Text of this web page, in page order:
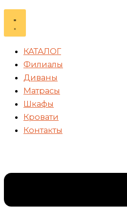
КАТАЛОГ
Филиалы
Диваны
Матрасы
Шкафы
Кровати
Контакты